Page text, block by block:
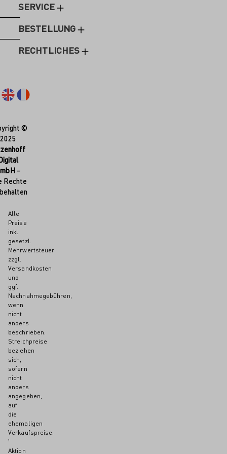
SERVICE
BESTELLUNG
RECHTLICHES
©
2025
–
Rechte
Alle
Preise
inkl.
gesetzl.
Mehrwertsteuer
zzgl.
Versandkosten
und
ggf.
Nachnahmegebühren,
wenn
nicht
anders
beschrieben.
Streichpreise
beziehen
sich,
sofern
nicht
anders
angegeben,
auf
die
ehemaligen
Verkaufspreise.
¹
Aktion